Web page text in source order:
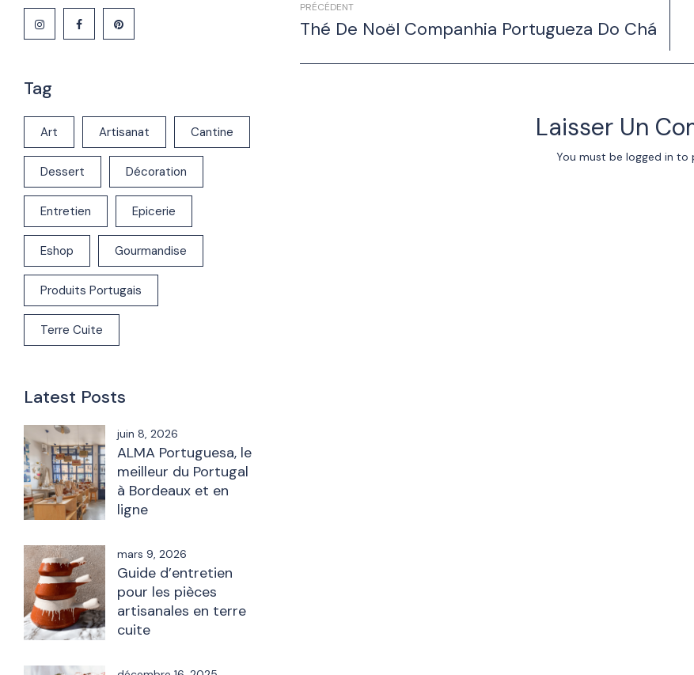
Tag
Art Artisanat Cantine
Dessert Décoration
Entretien Epicerie
Eshop Gourmandise
Produits Portugais
Terre Cuite
Latest Posts
juin 8, 2026
ALMA Portuguesa, le
meilleur du Portugal
à Bordeaux et en
ligne
mars 9, 2026
Guide d’entretien
pour les pièces
artisanales en terre
cuite
PRÉCÉDENT
Thé De Noël Companhia Portugueza Do Chá
Laisser Un
You must belogged in to